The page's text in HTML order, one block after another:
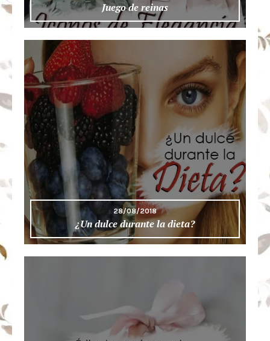
Juego de reinas
28/08/2018
¿Un dulce durante la dieta?